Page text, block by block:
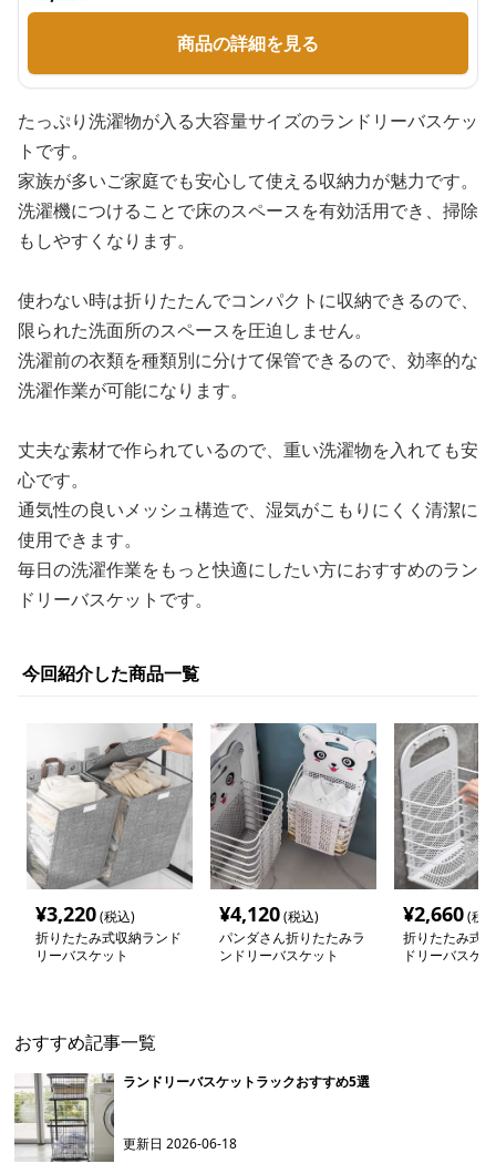
商品の詳細を見る
たっぷり洗濯物が入る大容量サイズのランドリーバスケッ
トです。
家族が多いご家庭でも安心して使える収納力が魅力です。
洗濯機につけることで床のスペースを有効活用でき、掃除
もしやすくなります。
使わない時は折りたたんでコンパクトに収納できるので、
限られた洗面所のスペースを圧迫しません。
洗濯前の衣類を種類別に分けて保管できるので、効率的な
洗濯作業が可能になります。
丈夫な素材で作られているので、重い洗濯物を入れても安
心です。
通気性の良いメッシュ構造で、湿気がこもりにくく清潔に
使用できます。
毎日の洗濯作業をもっと快適にしたい方におすすめのラン
ドリーバスケットです。
今回紹介した商品一覧
¥3,220(税込)
折りたたみ式収納ランド
リーバスケット
¥4,120(税込)
パンダさん折りたたみラ
ンドリーバスケット
¥2,660(税
折りたたみ式
ドリーバスケ
おすすめ記事一覧
ランドリーバスケットラックおすすめ5選
更新日2026-06-18